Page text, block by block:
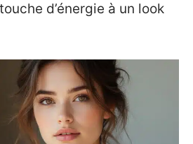
d’énergie à un look